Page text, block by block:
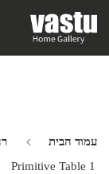
עמוד הבית
Primitive Table 1